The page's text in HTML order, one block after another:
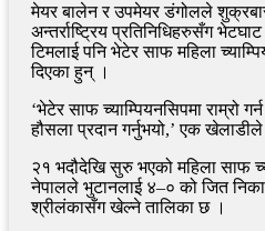
मेयर बालेन र उपमेयर डंगोलले शुक्रबार
अन्तर्राष्ट्रिय प्रतिनिधिहरुसँग भेटघाट
टिमलाई पनि भेटेर साफ महिला
दिएका हुन् ।
‘भेटेर साफ च्याम्पियनसिपमा राम्रो
हौसला प्रदान गर्नुभयो,’ एक
२१ भदौदेखि सुरु भएको महिला साफ
नेपालले भुटानलाई ४–० को जित
श्रीलंकासँग खेल्ने तालिका छ ।